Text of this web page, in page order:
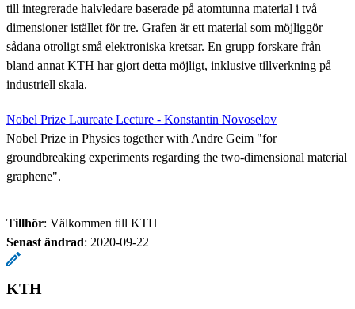
till integrerade halvledare baserade på atomtunna material i två
dimensioner istället för tre. Grafen är ett material som möjliggör
sådana otroligt små elektroniska kretsar. En grupp forskare från
bland annat KTH har gjort detta möjligt, inklusive tillverkning på
industriell skala.
Nobel Prize Laureate Lecture - Konstantin Novoselov
Nobel Prize in Physics together with Andre Geim "for
groundbreaking experiments regarding the two-dimensional material
graphene".
Tillhör: Välkommen till KTH
Senast ändrad: 2020-09-22
KTH